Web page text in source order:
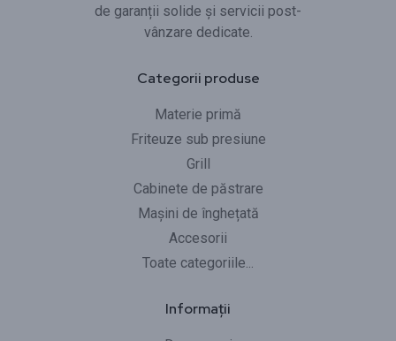
de garanții solide și servicii post-
vânzare dedicate.
Categorii produse
Materie primă
Friteuze sub presiune
Grill
Cabinete de păstrare
Mașini de înghețată
Accesorii
Toate categoriile...
Informații